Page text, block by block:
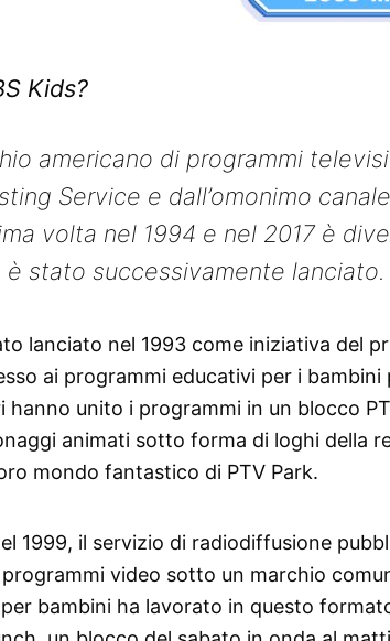
Kids?
americano di programmi
Service e dall’omonimo
volta nel 1994 e nel 2017 è
stato successivamente lanciato.
lanciato nel 1993 come iniziativa del
ai programmi educativi per i
hanno unito i programmi in un blocco
animati sotto forma di loghi della
mondo fantastico di PTV Park.
1999, il servizio di radiodiffusione
video sotto un marchio
bambini ha lavorato in questo